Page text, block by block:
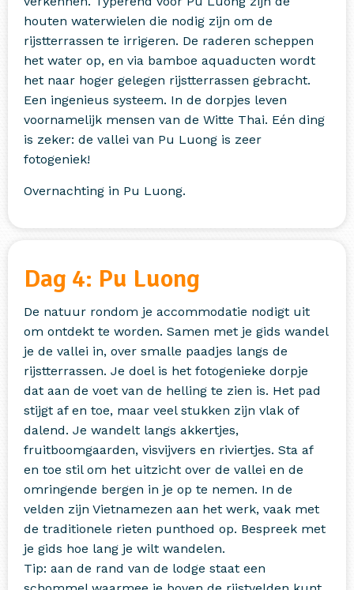
houten waterwielen die nodig zijn om de
rijstterrassen te irrigeren. De raderen scheppen
het water op, en via bamboe aquaducten wordt
het naar hoger gelegen rijstterrassen gebracht.
Een ingenieus systeem. In de dorpjes leven
voornamelijk mensen van de Witte Thai. Eén ding
is zeker: de vallei van Pu Luong is zeer
fotogeniek!
Overnachting in Pu Luong.
Dag 4: Pu Luong
De natuur rondom je accommodatie nodigt uit
om ontdekt te worden. Samen met je gids wandel
je de vallei in, over smalle paadjes langs de
rijstterrassen. Je doel is het fotogenieke dorpje
dat aan de voet van de helling te zien is. Het pad
stijgt af en toe, maar veel stukken zijn vlak of
dalend. Je wandelt langs akkertjes,
fruitboomgaarden, visvijvers en riviertjes. Sta af
en toe stil om het uitzicht over de vallei en de
omringende bergen in je op te nemen. In de
velden zijn Vietnamezen aan het werk, vaak met
de traditionele rieten punthoed op. Bespreek met
je gids hoe lang je wilt wandelen.
Tip: aan de rand van de lodge staat een